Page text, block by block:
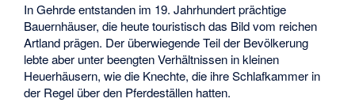
In Gehrde entstanden im 19. Jahrhundert prächtige
Bauernhäuser, die heute touristisch das Bild vom reichen
Artland prägen. Der überwiegende Teil der Bevölkerung
lebte aber unter beengten Verhältnissen in kleinen
Heuerhäusern, wie die Knechte, die ihre Schlafkammer in
der Regel über den Pferdeställen hatten.